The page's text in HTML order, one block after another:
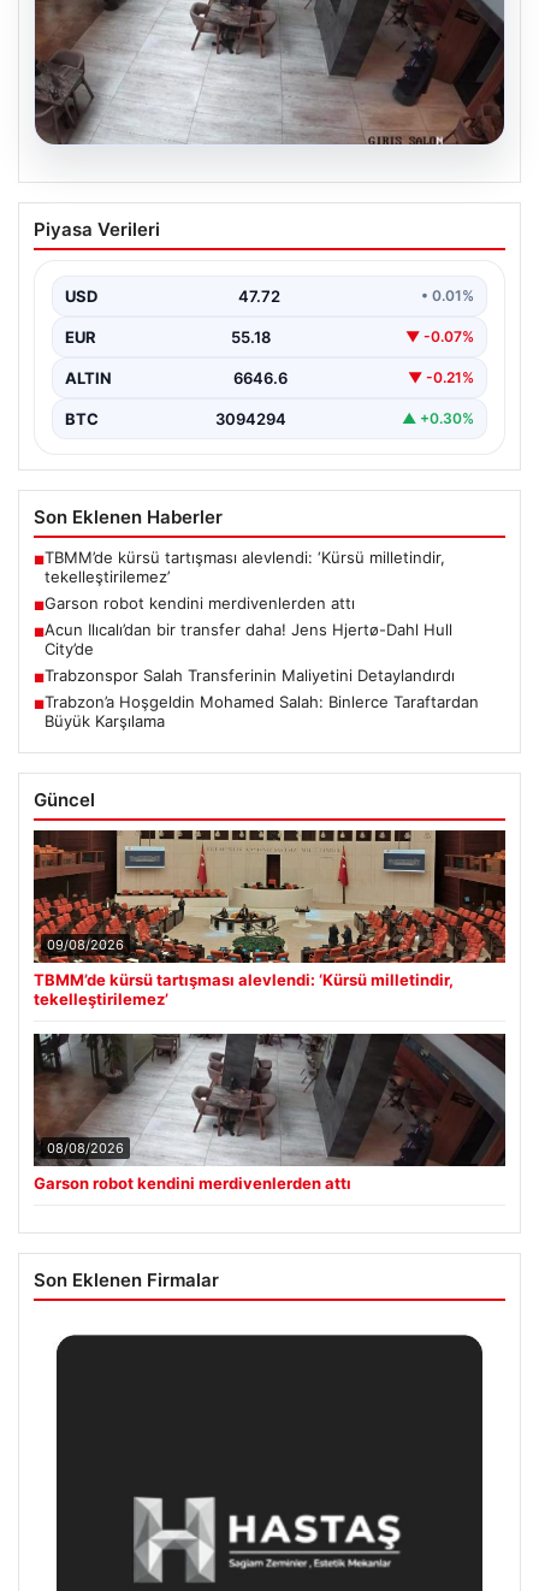
Garson robot kendini merdivenlerden
attı
Piyasa Verileri
USD 47.72 • 0.01%
EUR 55.18 ▼ -0.07%
ALTIN 6646.6 ▼ -0.21%
BTC 3094294 ▲ +0.30%
Son Eklenen Haberler
■TBMM’de kürsü tartışması alevlendi: ‘Kürsü milletindir,
tekelleştirilemez’
■Garson robot kendini merdivenlerden attı
■Acun Ilıcalı’dan bir transfer daha! Jens Hjertø-Dahl Hull
City’de
■Trabzonspor Salah Transferinin Maliyetini Detaylandırdı
■Trabzon’a Hoşgeldin Mohamed Salah: Binlerce Taraftardan
Büyük Karşılama
Güncel
09/08/2026
TBMM’de kürsü tartışması alevlendi: ‘Kürsü milletindir,
tekelleştirilemez’
08/08/2026
Garson robot kendini merdivenlerden attı
Son Eklenen Firmalar